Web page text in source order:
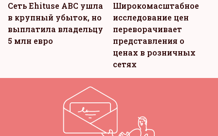
Сеть Ehituse ABC ушла
в крупный убыток, но
выплатила владельцу
5 млн евро
Широкомасштабное
исследование цен
переворачивает
представления о
ценах в розничных
сетях